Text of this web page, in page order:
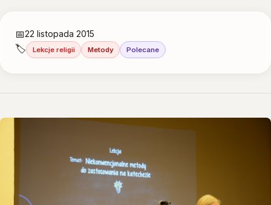
📅22 listopada 2015
🏷️ Lekcje religii Metody Polecane